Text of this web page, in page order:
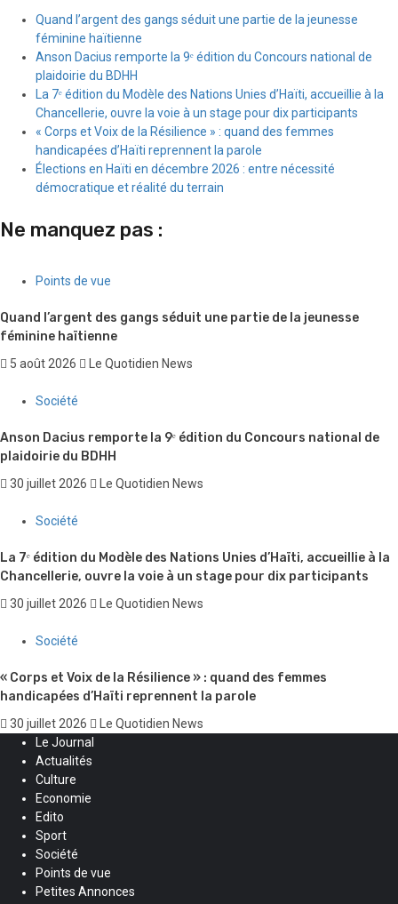
Quand l’argent des gangs séduit une partie de la jeunesse
féminine haïtienne
Anson Dacius remporte la 9ᵉ édition du Concours national de
plaidoirie du BDHH
La 7ᵉ édition du Modèle des Nations Unies d’Haïti, accueillie à la
Chancellerie, ouvre la voie à un stage pour dix participants
« Corps et Voix de la Résilience » : quand des femmes
handicapées d’Haïti reprennent la parole
Élections en Haïti en décembre 2026 : entre nécessité
démocratique et réalité du terrain
Ne manquez pas :
Points de vue
Quand l’argent des gangs séduit une partie de la jeunesse
féminine haïtienne
5 août 2026 Le Quotidien News
Société
Anson Dacius remporte la 9ᵉ édition du Concours national de
plaidoirie du BDHH
30 juillet 2026 Le Quotidien News
Société
La 7ᵉ édition du Modèle des Nations Unies d’Haïti, accueillie à la
Chancellerie, ouvre la voie à un stage pour dix participants
30 juillet 2026 Le Quotidien News
Société
« Corps et Voix de la Résilience » : quand des femmes
handicapées d’Haïti reprennent la parole
30 juillet 2026
Le Quotidien News
Le Journal
Actualités
Culture
Economie
Edito
Sport
Société
Points de vue
Petites Annonces